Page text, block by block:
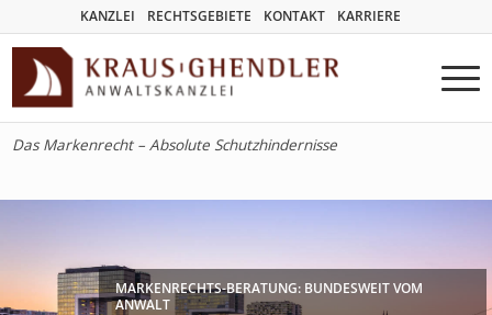
KANZLEI RECHTSGEBIETE KONTAKT KARRIERE
Das Markenrecht – Absolute Schutzhindernisse
MARKENRECHTS-BERATUNG: BUNDESWEIT VOM
ANWALT